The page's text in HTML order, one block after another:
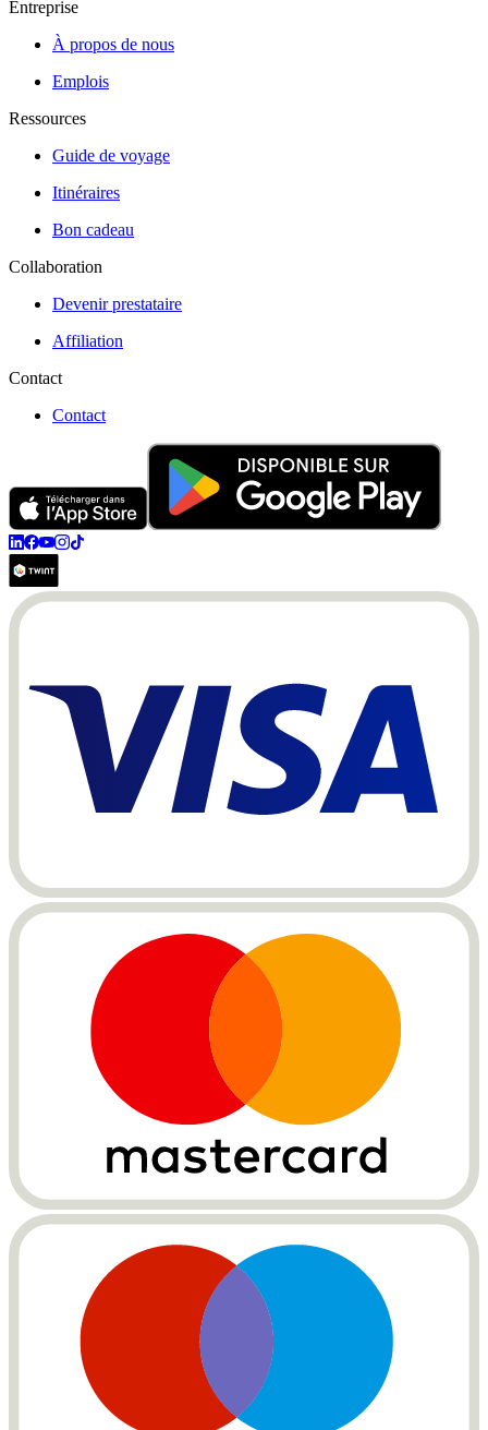
Entreprise
À propos de nous
Emplois
Ressources
Guide de voyage
Itinéraires
Bon cadeau
Collaboration
Devenir prestataire
Affiliation
Contact
Contact